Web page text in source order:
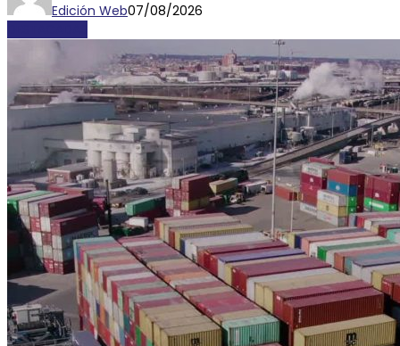
Edición Web07/08/2026